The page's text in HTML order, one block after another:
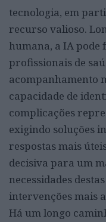
tecnologia, em
recurso valioso.
humana, a IA pode
profissionais de
acompanhamento
capacidade de
complicações
exigindo soluções
respostas mais
decisiva para um
necessidades
intervenções mais
Há um longo